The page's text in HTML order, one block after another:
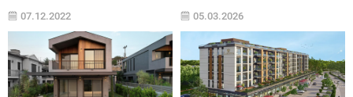
projesinin teslimini gerçekleştiren
Zeray, şimdide 2021 yılında
temellerini attığı Meva Anadolu ve
Effect Kartepe projelerinin
teslimlerine başladı. 10 blok
07.12.2022
Moonpark Koru’da yaşam
başladı. Farklı parsellerdeki 15
gecekondunun dönüştürülmesiyle
oluşan projede satışlar devam
ediyor. Projenin tamamı yıl
05.03.2026